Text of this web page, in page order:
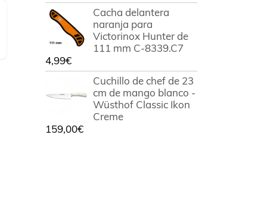
Cacha delantera
naranja para
Victorinox Hunter de
111 mm C-8339.C7
4,99€
Cuchillo de chef de 23
cm de mango blanco -
Wüsthof Classic Ikon
Creme
159,00€